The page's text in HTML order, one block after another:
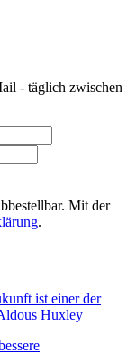
- täglich zwischen
Mit der
.